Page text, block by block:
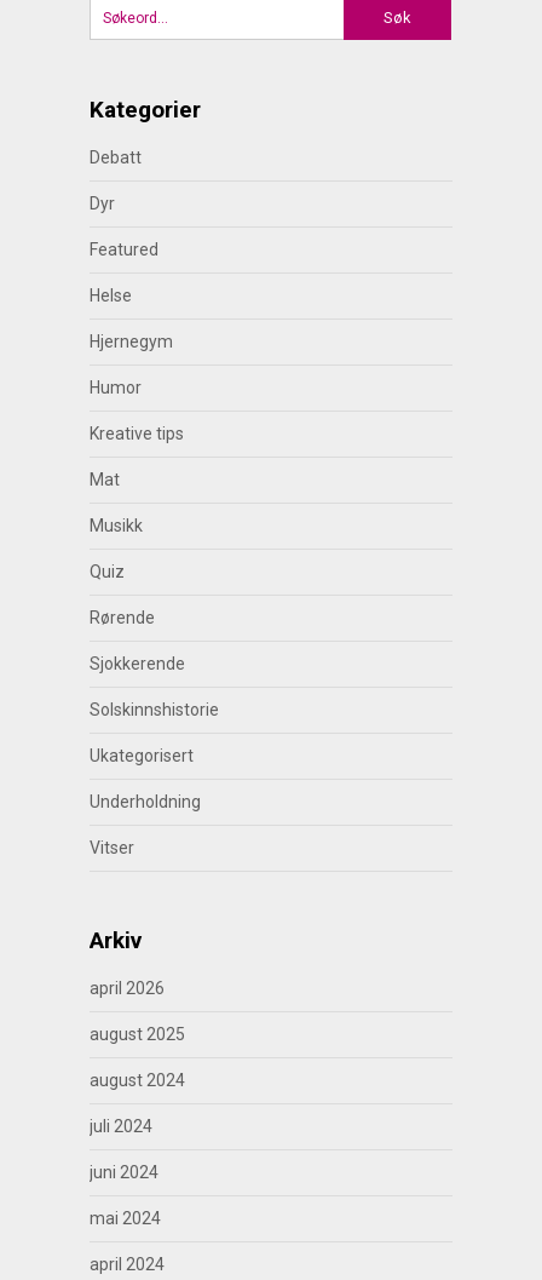
Kategorier
Debatt
Dyr
Featured
Helse
Hjernegym
Humor
Kreative tips
Mat
Musikk
Quiz
Rørende
Sjokkerende
Solskinnshistorie
Ukategorisert
Underholdning
Vitser
Arkiv
april 2026
august 2025
august 2024
juli 2024
juni 2024
mai 2024
april 2024